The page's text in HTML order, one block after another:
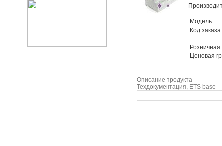
Модель:
Код заказа:
Ценовая
Описание продукта
Техдокументация, ETS base